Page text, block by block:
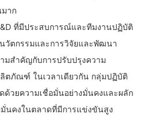
าก
ที่มีประสบการณ์และทีมงานปฏิบัติ
วัตกรรมและการวิจัยและพัฒนา
มสำคัญกับการปรับปรุงความ
ตภัณฑ์ ในเวลาเดียวกัน กลุ่มปฏิบัติ
ด้วยความเชื่อมั่นอย่างมั่นคงและผลัก
มั่นคงในตลาดที่มีการแข่งขันสูง